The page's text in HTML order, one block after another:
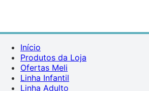
Início
Produtos da Loja
Ofertas Meli
Linha Infantil
Linha Adulto